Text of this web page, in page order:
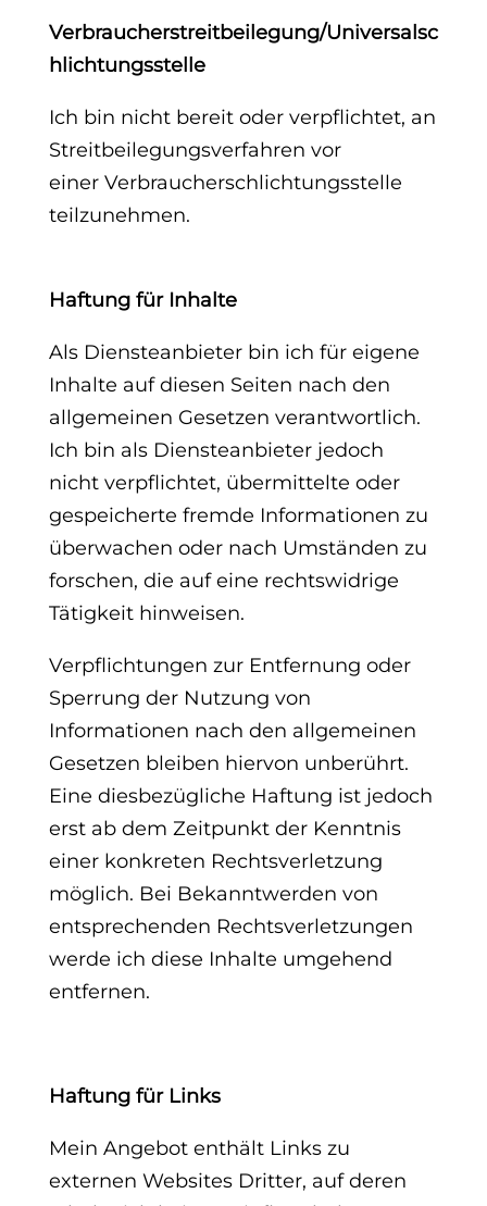
Verbraucherstreitbeilegung/Universalsc
hlichtungsstelle
Ich bin nicht bereit oder verpflichtet, an
Streitbeilegungsverfahren vor
einer Verbraucherschlichtungsstelle
teilzunehmen.
Haftung für Inhalte
Als Diensteanbieter bin ich für eigene
Inhalte auf diesen Seiten nach den
allgemeinen Gesetzen verantwortlich.
Ich bin als Diensteanbieter jedoch
nicht verpflichtet, übermittelte oder
gespeicherte fremde Informationen zu
überwachen oder nach Umständen zu
forschen, die auf eine rechtswidrige
Tätigkeit hinweisen.
Verpflichtungen zur Entfernung oder
Sperrung der Nutzung von
Informationen nach den allgemeinen
Gesetzen bleiben hiervon unberührt.
Eine diesbezügliche Haftung ist jedoch
erst ab dem Zeitpunkt der Kenntnis
einer konkreten Rechtsverletzung
möglich. Bei Bekanntwerden von
entsprechenden Rechtsverletzungen
werde ich diese Inhalte umgehend
entfernen.
Haftung für Links
Mein Angebot enthält Links zu
externen Websites Dritter, auf deren